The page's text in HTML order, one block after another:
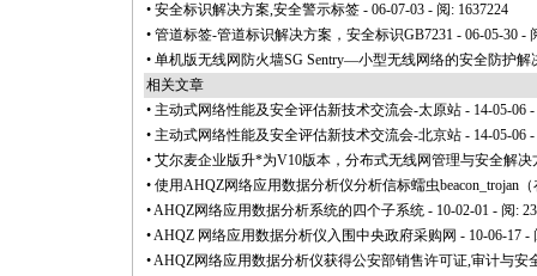
• 安全标识解决方案,安全警示标签 - 06-07-03 - 阅: 1637224
• 管道标签-管道标识解决方案，安全标识GB7231 - 06-05-30 -
• 单机版无线网防火墙SG Sentry—小型无线网络的安全防护解
相关文章
• 主动式网络性能及安全评估新技术交流会-太原站 - 14-05-06
• 主动式网络性能及安全评估新技术交流会-北京站 - 14-05-06
• 艾尔麦企业版升*为V10版本，分布式无线网管理与安全解决
• 使用AHQZ网络应用数据分析仪分析信标蠕虫beacon_trojan
•AHQZ网络应用数据分析系统的四个子系统 - 10-02-01 - 阅:
•AHQZ 网络应用数据分析仪入围中央政府采购网 - 10-06-17 -
•AHQZ网络应用数据分析仪获得公安部销售许可证,审计与安